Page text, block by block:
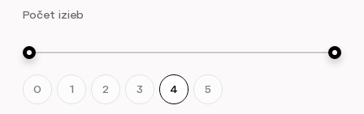
Počet izieb
0 1 2 3 4 5